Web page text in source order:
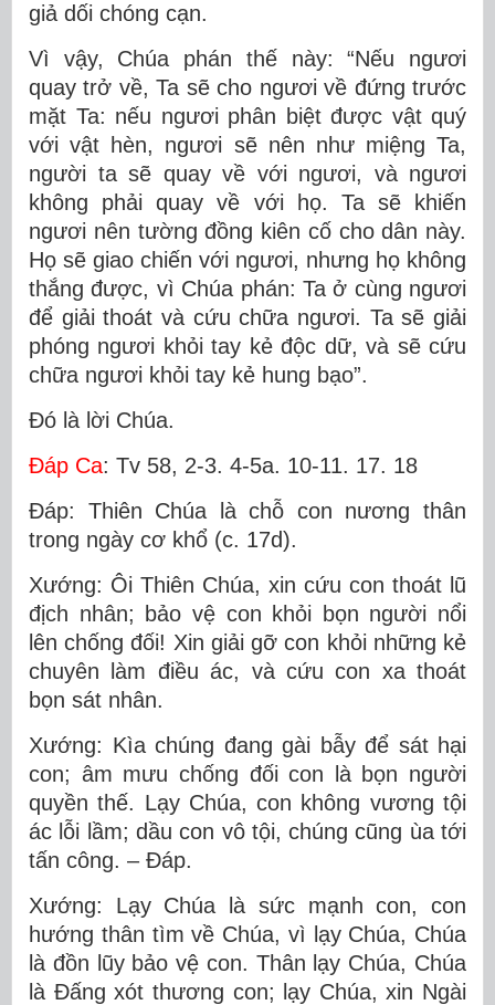
giả dối chóng cạn.
Vì vậy, Chúa phán thế này: “Nếu ngươi
quay trở về, Ta sẽ cho ngươi về đứng trước
mặt Ta: nếu ngươi phân biệt được vật quý
với vật hèn, ngươi sẽ nên như miệng Ta,
người ta sẽ quay về với ngươi, và ngươi
không phải quay về với họ. Ta sẽ khiến
ngươi nên tường đồng kiên cố cho dân này.
Họ sẽ giao chiến với ngươi, nhưng họ không
thắng được, vì Chúa phán: Ta ở cùng ngươi
để giải thoát và cứu chữa ngươi. Ta sẽ giải
phóng ngươi khỏi tay kẻ độc dữ, và sẽ cứu
chữa ngươi khỏi tay kẻ hung bạo”.
Ðó là lời Chúa.
Ðáp Ca: Tv 58, 2-3. 4-5a. 10-11. 17. 18
Ðáp: Thiên Chúa là chỗ con nương thân
trong ngày cơ khổ (c. 17d).
Xướng: Ôi Thiên Chúa, xin cứu con thoát lũ
địch nhân; bảo vệ con khỏi bọn người nổi
lên chống đối! Xin giải gỡ con khỏi những kẻ
chuyên làm điều ác, và cứu con xa thoát
bọn sát nhân.
Xướng: Kìa chúng đang gài bẫy để sát hại
con; âm mưu chống đối con là bọn người
quyền thế. Lạy Chúa, con không vương tội
ác lỗi lầm; dầu con vô tội, chúng cũng ùa tới
tấn công. – Ðáp.
Xướng: Lạy Chúa là sức mạnh con, con
hướng thân tìm về Chúa, vì lạy Chúa, Chúa
là đồn lũy bảo vệ con. Thân lạy Chúa, Chúa
là Ðấng xót thương con; lạy Chúa, xin Ngài